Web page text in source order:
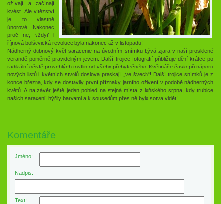
ožívají a začínají
kvést. Ale vítězství
je to vlastně
únorové. Nakonec
proč ne, vždyť i
říjnová bolševická revoluce byla nakonec až v listopadu!
Nádherný dubnový květ saracenie na úvodním snímku bývá zjara v naší prosklené
verandě poměrně pravidelným jevem. Další trojice fotografií přibližuje dění krátce po
radikální očistě proschlých rostlin od všeho přebytečného. Květináče často při náporu
nových listů i květních stvolů doslova praskají „ve švech“! Další trojice snímků je z
konce března, kdy se dostavily první příznaky jarního oživení v podobě nádherných
květů. A na závěr ještě jeden pohled na stejná místa z loňského srpna, kdy trubice
našich saracenií hýřily barvami a k sousedům přes ně bylo sotva vidět!
Komentáře
Jméno:
Nadpis:
Text: